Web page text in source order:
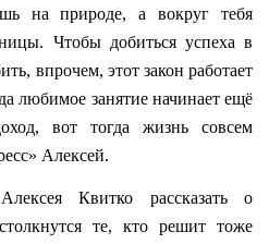
на природе, а вокруг тебя
Чтобы добиться успеха в
впрочем, этот закон работает
любимое занятие начинает ещё
вот тогда жизнь совсем
Алексей.
Квитко рассказать о
те, кто решит тоже